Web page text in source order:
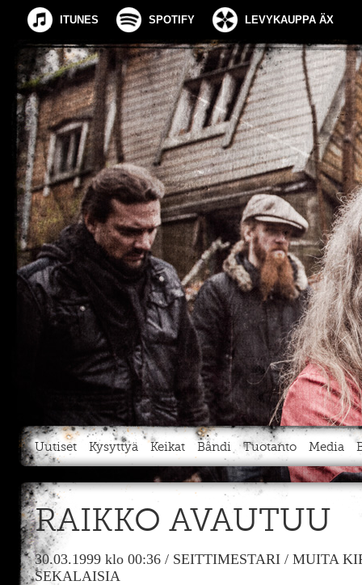
ITUNES SPOTIFY LEVYKAUPPA ÄX
Uutiset Kysyttyä Keikat Bändi Tuotanto Media
RAIKKO AVAUTUU
30.03.1999 klo 00:36 / SEITTIMESTARI / MUITA
SEKALAISIA